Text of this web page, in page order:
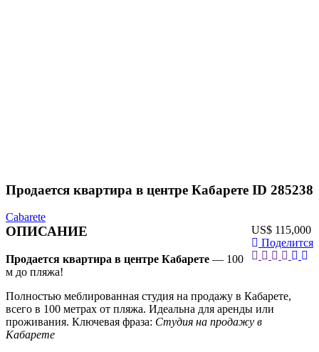
Продается квартира в центре Кабарете ID 285238
Cabarete
US$ 115,000
Поделится
ОПИСАНИЕ
Продается квартира в центре Кабарете — 100
м до пляжа!
Полностью меблированная студия на продажу в Кабарете,
всего в 100 метрах от пляжа. Идеальна для аренды или
проживания. Ключевая фраза: Студия на продажу в
Кабарете